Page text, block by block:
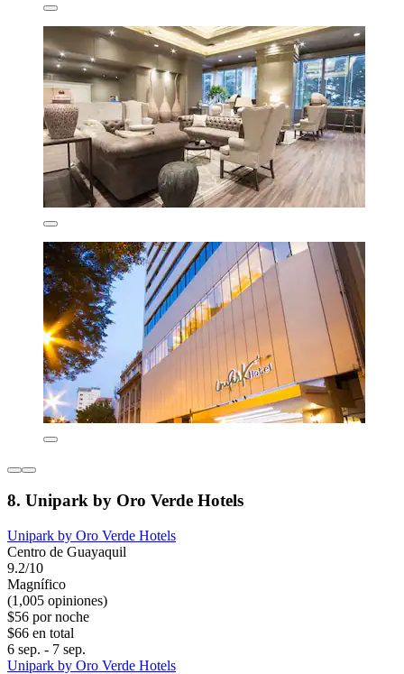
8. Unipark by Oro Verde Hotels
Unipark by Oro Verde Hotels
Centro de Guayaquil
9.2/10
Magnífico
(1,005 opiniones)
$56 por noche
$66 en total
6 sep. - 7 sep.
Unipark by Oro Verde Hotels